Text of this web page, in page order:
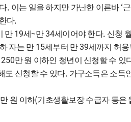
. 이는 일을 하지만 가난한 이른바 ‘
다.
만 19세~만34세이어야 한다. 신청
자는 만 15세부터 만39세까지 허
250만 원 이하인 청년이 신청할 수 있
도 신청할 수 있다. 가구소득은 소득
만 원 이하(기초생활보장 수급자 등은